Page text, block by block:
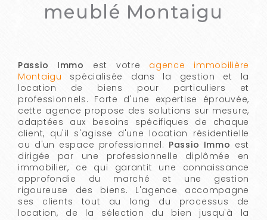
meublé Montaigu
Passio Immo est votre agence immobilière
Montaigu spécialisée dans la gestion et la
location de biens pour particuliers et
professionnels. Forte d'une expertise éprouvée,
cette agence propose des solutions sur mesure,
adaptées aux besoins spécifiques de chaque
client, qu'il s'agisse d'une location résidentielle
ou d'un espace professionnel. Passio Immo est
dirigée par une professionnelle diplômée en
immobilier, ce qui garantit une connaissance
approfondie du marché et une gestion
rigoureuse des biens. L'agence accompagne
ses clients tout au long du processus de
location, de la sélection du bien jusqu'à la